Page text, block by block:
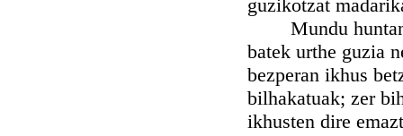
guzikotzat
Mundu huntan
batek urthe guzia
bezperan ikhus
bilhakatuak; zer
ikhusten dire